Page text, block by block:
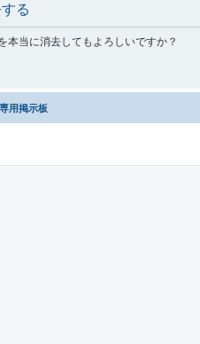
る
本当に消去してもよろしいですか？
用掲示板